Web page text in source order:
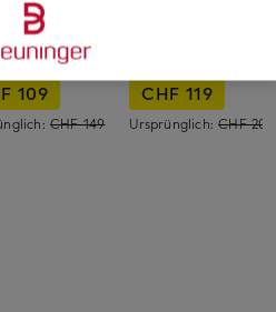
ZUTIE
109
CHF 149
CHF 119
Ursprünglich:CHF 209